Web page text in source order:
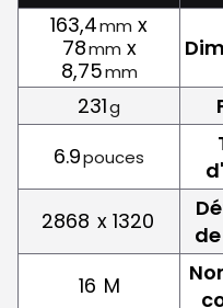
163,4mm x
78mm x
8,75mm
231g
6.9pouces
2868 x 1320
16 M